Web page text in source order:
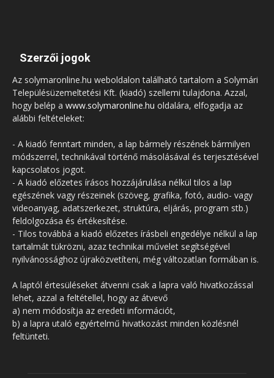
Szerzői jogok
Az solymaronline.hu weboldalon található tartalom a Solymári
Településüzemeltetési Kft. (kiadó) szellemi tulajdona. Azzal,
hogy belép a www.solymaronline.hu oldalára, elfogadja az
alábbi feltételeket:
- A kiadó fenntart minden, a lap bármely részének bármilyen
módszerrel, technikával történő másolásával és terjesztésével
kapcsolatos jogot.
- A kiadó előzetes írásos hozzájárulása nélkül tilos a lap
egészének vagy részeinek (szöveg, grafika, fotó, audio- vagy
videoanyag, adatszerkezet, struktúra, eljárás, program stb.)
feldolgozása és értékesítése.
- Tilos továbbá a kiadó előzetes írásbeli engedélye nélkül a lap
tartalmát tükrözni, azaz technikai művelet segítségével
nyilvánossághoz újraközvetíteni, még változatlan formában is.
A laptól értesüléseket átvenni csak a lapra való hivatkozással
lehet, azzal a feltétellel, hogy az átvevő
a) nem módosítja az eredeti információt,
b) a lapra utaló egyértelmű hivatkozást minden közlésnél
feltünteti.